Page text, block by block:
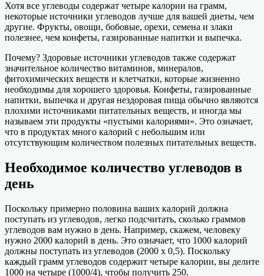
Хотя все углеводы содержат четыре калории на грамм,
некоторые источники углеводов лучше для вашей диеты, чем
другие. Фрукты, овощи, бобовые, орехи, семена и злаки
полезнее, чем конфеты, газированные напитки и выпечка.
Почему? Здоровые источники углеводов также содержат
значительное количество витаминов, минералов,
фитохимических веществ и клетчатки, которые жизненно
необходимы для хорошего здоровья. Конфеты, газированные
напитки, выпечка и другая нездоровая пища обычно являются
плохими источниками питательных веществ, и иногда мы
называем эти продукты «пустыми калориями». Это означает,
что в продуктах много калорий с небольшим или
отсутствующим количеством полезных питательных веществ.
Необходимое количество углеводов в
день
Поскольку примерно половина ваших калорий должна
поступать из углеводов, легко подсчитать, сколько граммов
углеводов вам нужно в день. Например, скажем, человеку
нужно 2000 калорий в день. Это означает, что 1000 калорий
должны поступать из углеводов (2000 х 0,5). Поскольку
каждый грамм углеводов содержит четыре калории, вы делите
1000 на четыре (1000/4), чтобы получить 250.